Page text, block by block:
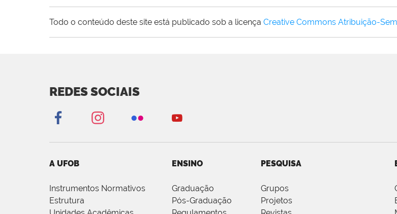
Todo o conteúdo deste site está publicado sob a licença Creative Commons Atribuição-
REDES SOCIAIS
A UFOB
Instrumentos Normativos
Estrutura
ENSINO
Graduação
Pós-Graduação
PESQUISA
Grupos
Projetos